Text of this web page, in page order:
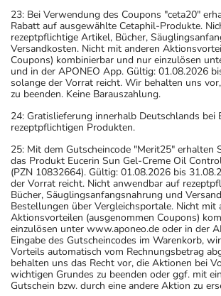
23: Bei Verwendung des Coupons "ceta20"
Rabatt auf ausgewählte Cetaphil-Produkte.
rezeptpflichtige Artikel, Bücher,
Versandkosten. Nicht mit anderen
Coupons) kombinierbar und nur einzulösen
und in der APONEO App. Gültig: 01.08.2026
solange der Vorrat reicht. Wir behalten uns
zu beenden. Keine Barauszahlung.
24: Gratislieferung innerhalb Deutschlands bei
rezeptpflichtigen Produkten.
25: Mit dem Gutscheincode "Merit25" erhalten
das Produkt Eucerin Sun Gel-Creme Oil
(PZN 10832664). Gültig: 01.08.2026 bis
der Vorrat reicht. Nicht anwendbar auf
Bücher, Säuglingsanfangsnahrung und
Bestellungen über Vergleichsportale. Nicht mit
Aktionsvorteilen (ausgenommen Coupons)
einzulösen unter www.aponeo.de oder in der
Eingabe des Gutscheincodes im Warenkorb,
Vorteils automatisch vom Rechnungsbetrag
behalten uns das Recht vor, die Aktionen bei
wichtigen Grundes zu beenden oder ggf. mit
Gutschein bzw. durch eine andere Aktion zu